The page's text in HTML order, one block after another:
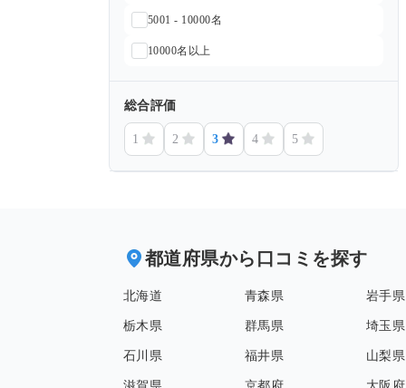
5001 - 10000名
10000名以上
総合評価
1 2 3 4 5
都道府県から口コミを探す
北海道 青森県 岩手県
栃木県 群馬県 埼玉県
石川県 福井県 山梨県